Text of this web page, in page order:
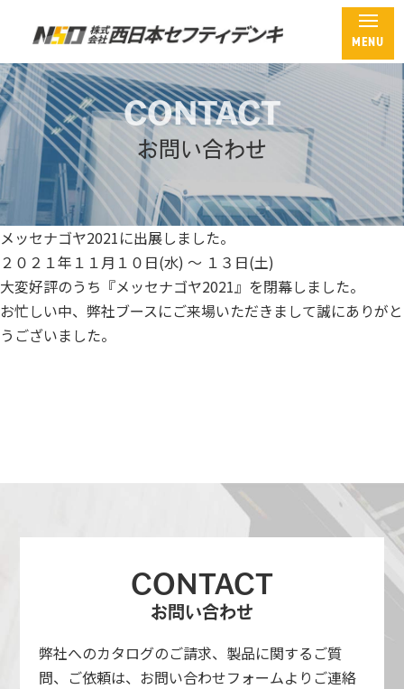
ホーム
会社概要
製品紹介
オリジナル製品一覧
内ひだ付きマーキングチューブ
汎用マーキングチューブ
その他取扱メーカー一覧
お問い合わせ
CONTACT
メッセナゴヤ2021に出展しました。
２０２１年１１月１０日(水) ～ １３日(土)
大変好評のうち『メッセナゴヤ2021』を閉幕しました。
お忙しい中、弊社ブースにご来場いただきまして誠にありがと
うございました。
CONTACT
お問い合わせ
弊社へのカタログのご請求、製品に関するご質
問、ご依頼は、お問い合わせフォームよりご連絡